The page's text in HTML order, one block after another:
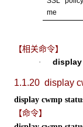
me
【相关命令】
·
1.1.20 display
display cwmp
【命令】